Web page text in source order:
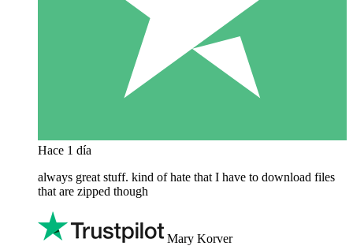
Hace 1 día
always great stuff. kind of hate that I have to download files
that are zipped though
Mary Korver